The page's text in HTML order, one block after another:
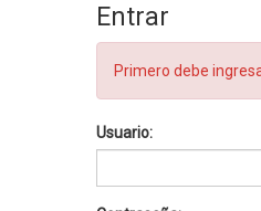
Entrar
Primero debe
Usuario: